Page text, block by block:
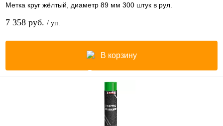
Метка круг жёлтый, диаметр 89 мм 300 штук в рул.
7 358 руб. / уп.
В корзину